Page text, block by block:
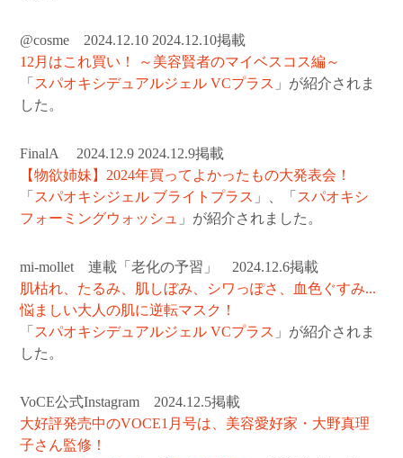
@cosme 2024.12.10 2024.12.10掲載
12月はこれ買い！ ～美容賢者のマイベスコス編～
「 スパオキシデュアルジェル VCプラス 」が紹介されま
した。
FinalA 2024.12.9 2024.12.9掲載
【物欲姉妹】2024年買ってよかったもの大発表会！
「 スパオキシジェル ブライトプラス 」、「 スパオキシ
フォーミングウォッシュ
」が紹介されました。
mi-mollet 連載「老化の予習」 2024.12.6掲載
肌枯れ、たるみ、肌しぼみ、シワっぽさ、血色ぐすみ...
悩ましい大人の肌に逆転マスク！
「 スパオキシデュアルジェル VCプラス 」が紹介されま
した。
VoCE公式Instagram 2024.12.5掲載
大好評発売中のVOCE1月号は、美容愛好家・大野真理
子さん監修！